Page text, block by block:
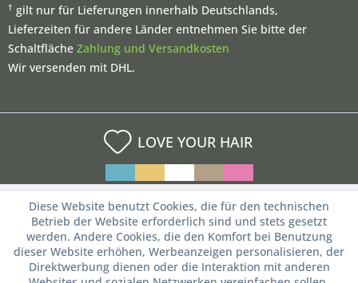
† gilt nur für Lieferungen innerhalb Deutschlands,
Lieferzeiten für andere Länder entnehmen Sie bitte der
Schaltfläche Zahlung und Versandkosten
Wir versenden mit DHL.
LOVE YOUR HAIR
Diese Website benutzt Cookies, die für den technischen
Betrieb der Website erforderlich sind und stets gesetzt
werden. Andere Cookies, die den Komfort bei Benutzung
dieser Website erhöhen, Werbeanzeigen personalisieren, der
Direktwerbung dienen oder die Interaktion mit anderen